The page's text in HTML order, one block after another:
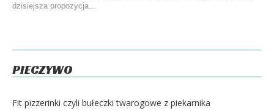
dzisiejsza propozycja...
PIECZYWO
Fit pizzerinki czyli bułeczki twarogowe z piekarnika